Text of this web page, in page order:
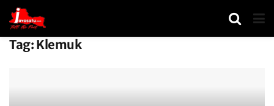
Tag: Klemuk